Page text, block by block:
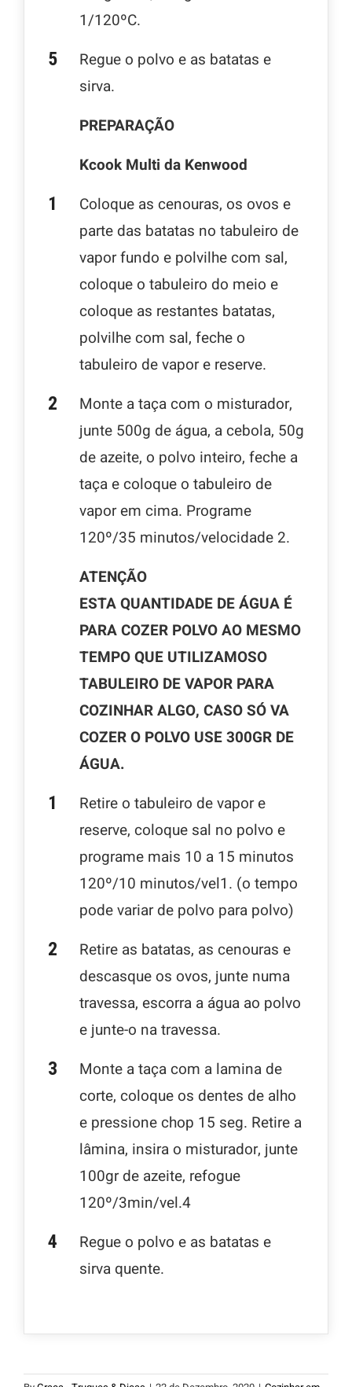
1/120ºC.
Regue o polvo e as batatas e
sirva.
PREPARAÇÃO
Kcook Multi da Kenwood
Coloque as cenouras, os ovos e
parte das batatas no tabuleiro de
vapor fundo e polvilhe com sal,
coloque o tabuleiro do meio e
coloque as restantes batatas,
polvilhe com sal, feche o
tabuleiro de vapor e reserve.
Monte a taça com o misturador,
junte 500g de água, a cebola, 50g
de azeite, o polvo inteiro, feche a
taça e coloque o tabuleiro de
vapor em cima. Programe
120º/35 minutos/velocidade 2.
ATENÇÃO
ESTA QUANTIDADE DE ÁGUA É
PARA COZER POLVO AO MESMO
TEMPO QUE UTILIZAMOSO
TABULEIRO DE VAPOR PARA
COZINHAR ALGO, CASO SÓ VA
COZER O POLVO USE 300GR DE
ÁGUA.
Retire o tabuleiro de vapor e
reserve, coloque sal no polvo e
programe mais 10 a 15 minutos
120º/10 minutos/vel1. (o tempo
pode variar de polvo para polvo)
Retire as batatas, as cenouras e
descasque os ovos, junte numa
travessa, escorra a água ao polvo
e junte-o na travessa.
Monte a taça com a lamina de
corte, coloque os dentes de alho
e pressione chop 15 seg. Retire a
lâmina, insira o misturador, junte
100gr de azeite, refogue
120º/3min/vel.4
Regue o polvo e as batatas e
sirva quente.